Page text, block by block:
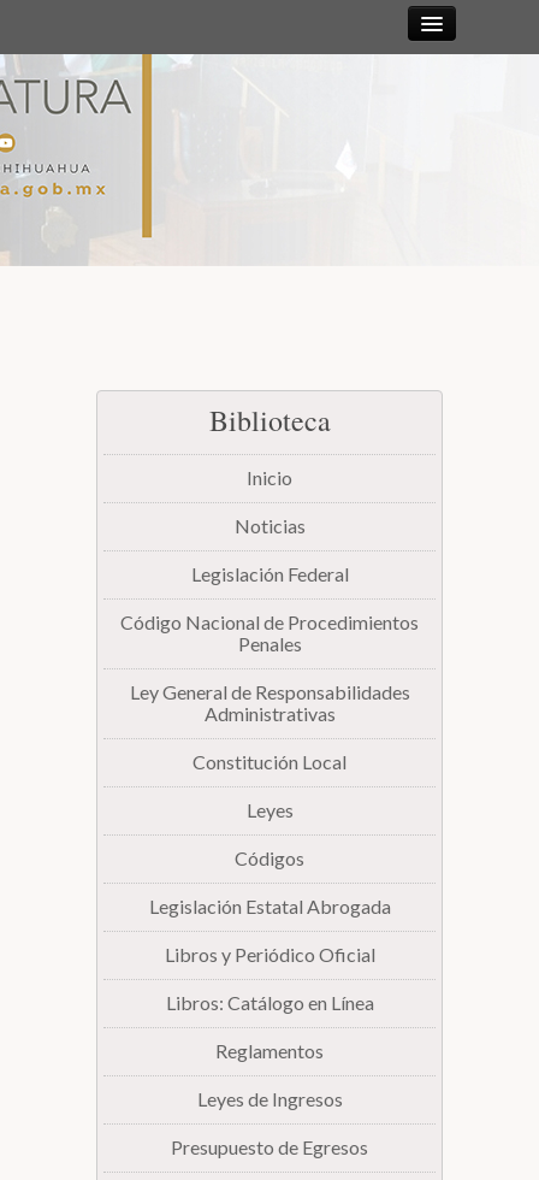
Junta de Coordinación Política
Comisiones
Biblioteca
Secretarías
Transparencia
Biblioteca
Inicio
Noticias
Legislación Federal
Código Nacional de Procedimientos
Penales
Ley General de Responsabilidades
Administrativas
Constitución Local
Leyes
Códigos
Legislación Estatal Abrogada
Libros y Periódico Oficial
Libros: Catálogo en Línea
Reglamentos
Leyes de Ingresos
Presupuesto de Egresos